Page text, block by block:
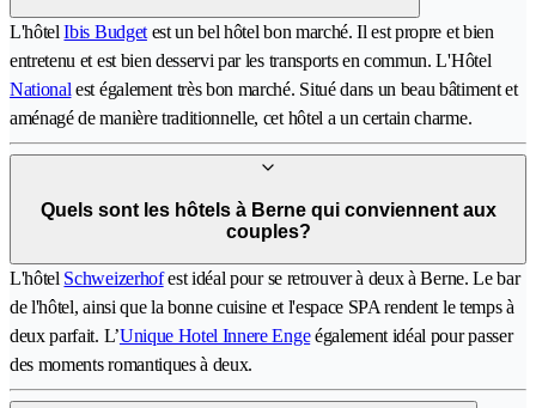
L'hôtelIbis Budgetest un bel hôtel bon marché. Il est propre et bien
entretenu et est bien desservi par les transports en commun. L'Hôtel
National est également très bon marché. Situé dans un beau bâtiment et
aménagé de manière traditionnelle, cet hôtel a un certain charme.
Quels sont les hôtels à Berne qui conviennent aux
couples?
L'hôtel Schweizerhofest idéal pour se retrouver à deux à Berne. Le bar
de l'hôtel, ainsi que la bonne cuisine et l'espace SPA rendent le temps à
deux parfait. L’Unique Hotel Innere Engeégalement idéal pour passer
des moments romantiques à deux.